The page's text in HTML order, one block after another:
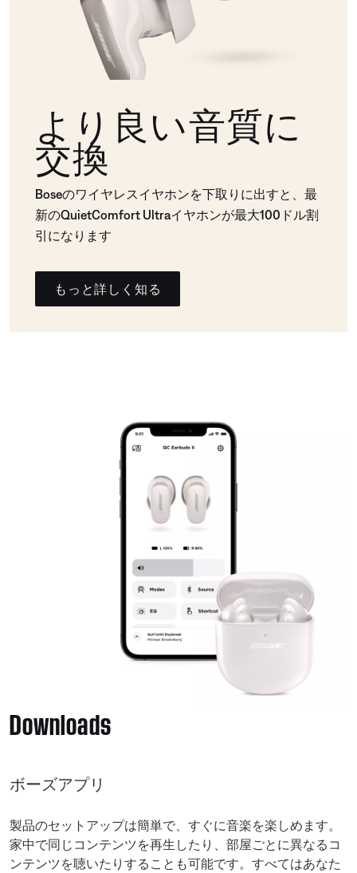
より良い音質に
交換
Boseのワイヤレスイヤホンを下取りに出すと、最
新のQuietComfort Ultraイヤホンが最大100ドル割
引になります
もっと詳しく知る
Downloads
ボーズアプリ
製品のセットアップは簡単で、すぐに音楽を楽しめます。
家中で同じコンテンツを再生したり、部屋ごとに異なるコ
ンテンツを聴いたりすることも可能です。すべてはあなた